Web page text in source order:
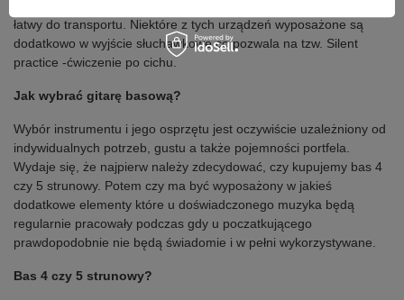
łatwy do transportu. Niektóre z tych urządzeń wyposażone są
dodatkowo w wyjście słuchawkowe co pozwala na tzw. Silent
practice -ćwiczenie po cichu.
Jak wybrać gitarę basową?
Wybór instrumentu i jego osprzętu jest oczywiście uzależniony od
indywidualnych potrzeb, gustu a także pojemności portfela.
Wydaje się, że najpierw należy zdecydować, czy kupujemy bas 4
czy 5 strunowy. Potem czy ma być wyposażony w jakieś
dodatkowe elementy które u doświadczonego muzyka będą
regularnie pracowały podczas gdy u poczatkującego
prawdopodobnie nie będą świadomie i w pełni wykorzystywane.
Bas 4 czy 5 strunowy?